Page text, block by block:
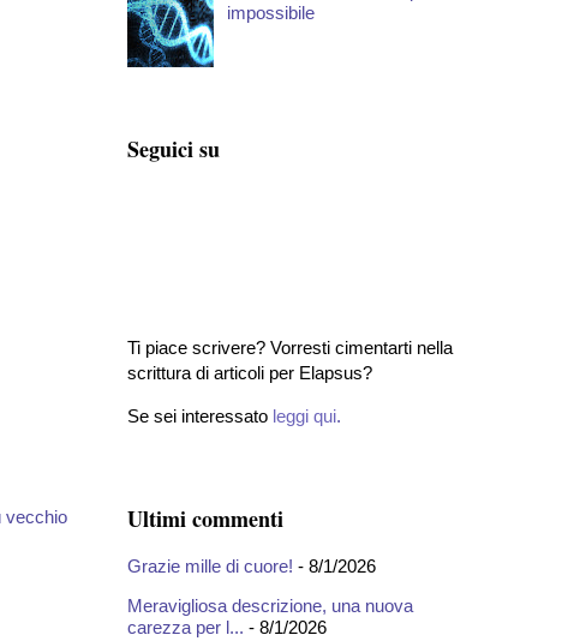
vecchio
impossibile
Seguici su
Ti piace scrivere? Vorresti cimentarti nella
scrittura di articoli per Elapsus?
Se sei interessato leggi qui.
Ultimi commenti
Grazie mille di cuore! - 8/1/2026
Meravigliosa descrizione, una nuova
carezza per l... - 8/1/2026